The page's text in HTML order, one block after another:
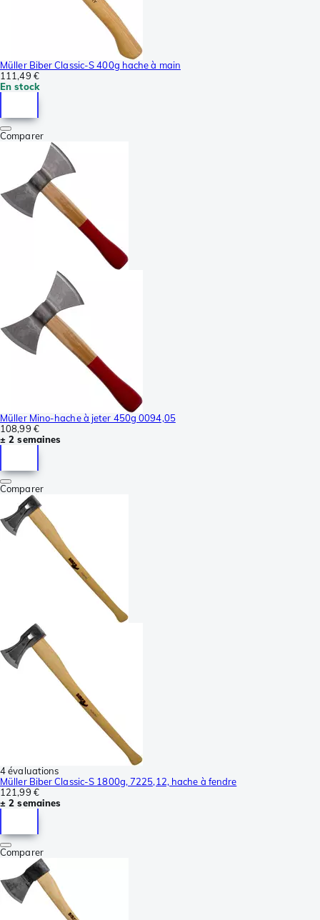
Müller Biber Classic-S 400g hache à main
111,49 €
En stock
Comparer
Müller Mino-hache à jeter 450g 0094,05
108,99 €
± 2 semaines
Comparer
4 évaluations
Müller Biber Classic-S 1800g, 7225,12, hache à fendre
121,99 €
± 2 semaines
Comparer